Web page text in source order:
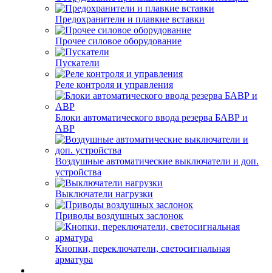
Предохранители и плавкие вставки
Прочее силовое оборудование
Пускатели
Реле контроля и управления
Блоки автоматического ввода резерва БАВР и
АВР
Воздушные автоматические выключатели и доп.
устройства
Выключатели нагрузки
Приводы воздушных заслонок
Кнопки, переключатели, светосигнальная
арматура